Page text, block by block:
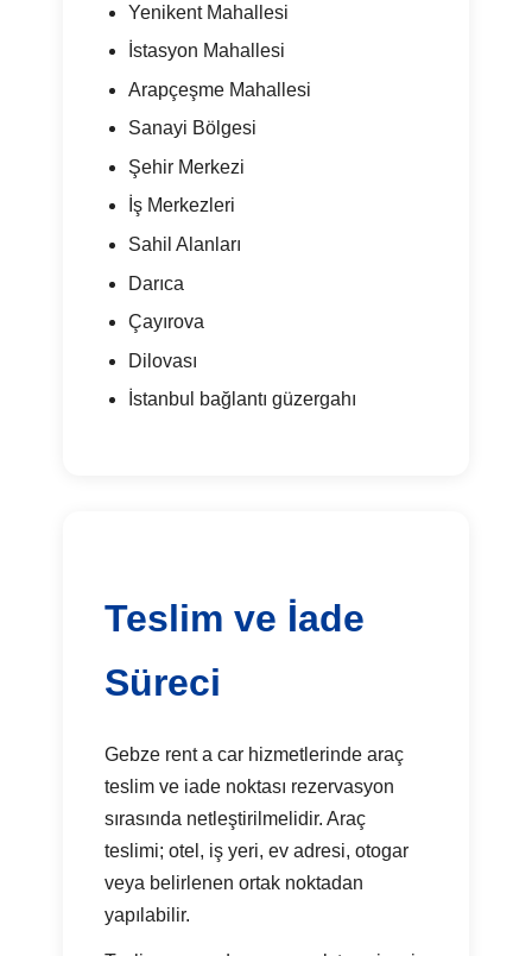
Yenikent Mahallesi
İstasyon Mahallesi
Arapçeşme Mahallesi
Sanayi Bölgesi
Şehir Merkezi
İş Merkezleri
Sahil Alanları
Darıca
Çayırova
Dilovası
İstanbul bağlantı güzergahı
Teslim ve İade
Süreci
Gebze rent a car hizmetlerinde araç
teslim ve iade noktası rezervasyon
sırasında netleştirilmelidir. Araç
teslimi; otel, iş yeri, ev adresi, otogar
veya belirlenen ortak noktadan
yapılabilir.